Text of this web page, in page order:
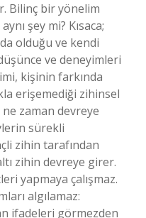
Bilinç bir yönelim
şey mi? Kısaca;
olduğu ve kendi
ve deneyimleri
kişinin farkında
erişemediği zihinsel
zaman devreye
sürekli
zihin tarafından
zihin devreye girer.
yapmaya çalışmaz.
algılamaz:
ifadeleri görmezden